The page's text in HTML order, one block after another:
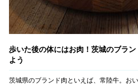
歩いた後の体にはお肉！茨城のブラ
よう
茨城県のブランド肉といえば、常陸牛。お